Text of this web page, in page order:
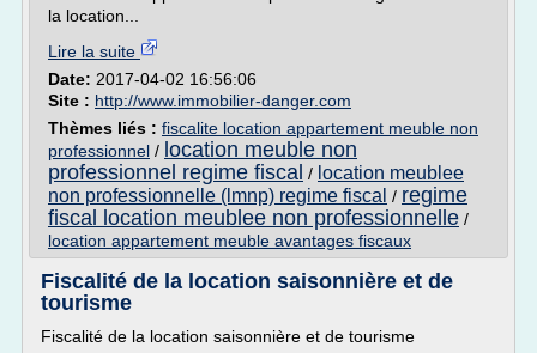
la location...
Lire la suite
Date: 2017-04-02 16:56:06
Site : http://www.immobilier-danger.com
Thèmes liés : fiscalite location appartement meuble non
professionnel / location meuble non
professionnel regime fiscal / location meublee
non professionnelle (lmnp) regime fiscal / regime
fiscal location meublee non professionnelle /
location appartement meuble avantages fiscaux
Fiscalité de la location saisonnière et de
tourisme
Fiscalité de la location saisonnière et de tourisme